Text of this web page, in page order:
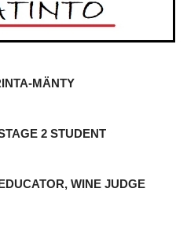
MÄNTY
2 STUDENT
WINE JUDGE